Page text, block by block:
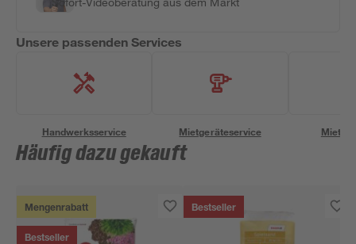
Unsere passenden Services
Handwerksservice Mietgeräteservice
Häufig dazu gekauft
Mengenrabatt
Bestseller
Bestseller